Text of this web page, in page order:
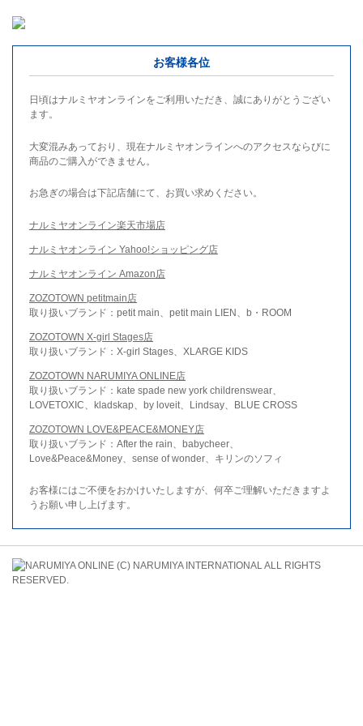
お客様各位
日頃はナルミヤオンラインをご利用いただき、誠にありがとうござい
ます。
大変混みあっており、現在ナルミヤオンラインへのアクセスならびに
商品のご購入ができません。
お急ぎの場合は下記店舗にて、お買い求めください。
ナルミヤオンライン楽天市場店
ナルミヤオンライン Yahoo!ショッピング店
ナルミヤオンライン Amazon店
ZOZOTOWN petitmain店
取り扱いブランド：petit main、petit main LIEN、b・ROOM
ZOZOTOWN X-girl Stages店
取り扱いブランド：X-girl Stages、XLARGE KIDS
ZOZOTOWN NARUMIYA ONLINE店
取り扱いブランド：kate spade new york childrenswear、
LOVETOXIC、kladskap、by loveit、Lindsay、BLUE CROSS
ZOZOTOWN LOVE&PEACE&MONEY店
取り扱いブランド：After the rain、babycheer、
Love&Peace&Money、sense of wonder、キリンのソフィ
お客様にはご不便をおかけいたしますが、何卒ご理解いただきますよ
うお願い申し上げます。